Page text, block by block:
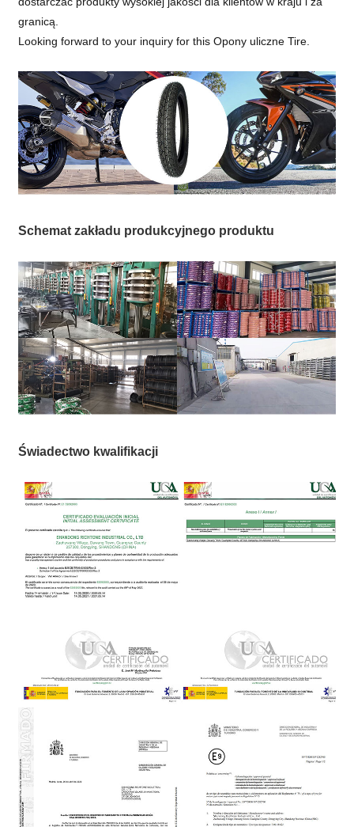
granicą.
Looking forward to your inquiry for this Opony uliczne Tire.
Schemat zakładu produkcyjnego produktu
Świadectwo kwalifikacji